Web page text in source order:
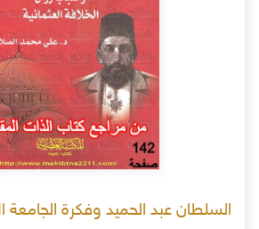
السلطان عبد الحميد وفكرة الجامعة